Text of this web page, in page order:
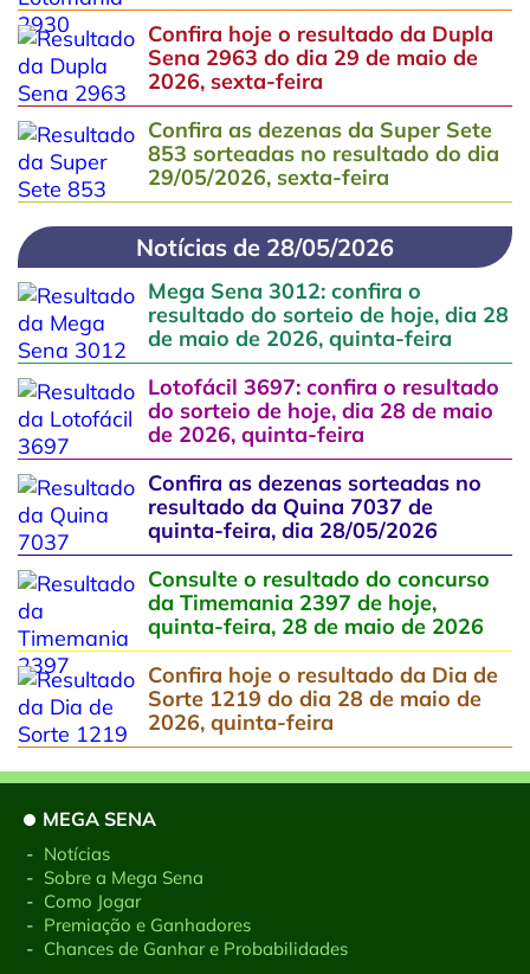
Confira hoje o resultado da Dupla
Sena 2963 do dia 29 de maio de
2026, sexta-feira
Confira as dezenas da Super Sete
853 sorteadas no resultado do dia
29/05/2026, sexta-feira
Notícias de 28/05/2026
Mega Sena 3012: confira o
resultado do sorteio de hoje, dia 28
de maio de 2026, quinta-feira
Lotofácil 3697: confira o resultado
do sorteio de hoje, dia 28 de maio
de 2026, quinta-feira
Confira as dezenas sorteadas no
resultado da Quina 7037 de
quinta-feira, dia 28/05/2026
Consulte o resultado do concurso
da Timemania 2397 de hoje,
quinta-feira, 28 de maio de 2026
Confira hoje o resultado da Dia de
Sorte 1219 do dia 28 de maio de
2026, quinta-feira
MEGA SENA
- Notícias
- Sobre a Mega Sena
- Como Jogar
- Premiação e Ganhadores
- Chances de Ganhar e Probabilidades